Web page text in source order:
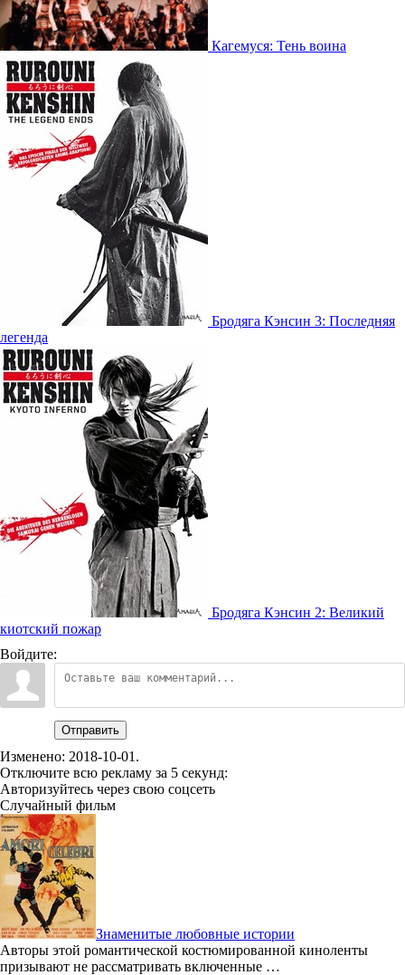
Кагемуся: Тень воина
Бродяга Кэнсин 3: Последняя
легенда
Бродяга Кэнсин 2: Великий
киотский пожар
Войдите:
Отправить
Изменено: 2018-10-01 .
Отключите всю рекламу за 5 секунд:
Авторизуйтесь через свою соцсеть
Случайный фильм
Знаменитые любовные истории
Авторы этой романтической костюмированной киноленты
призывают не рассматривать включенные …